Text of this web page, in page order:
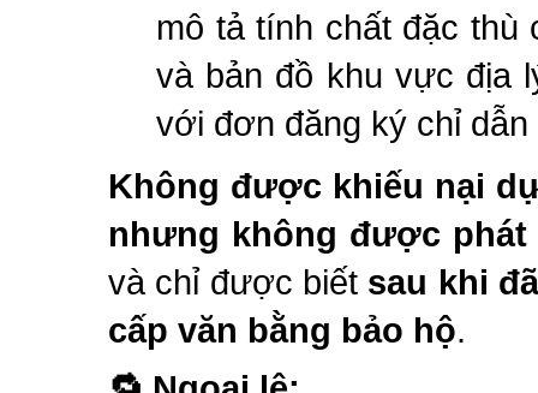
mô tả tính chất đặc thù
và bản đồ khu vực địa
với đơn đăng ký chỉ dẫn
Không được khiếu nại
nhưng không được
và chỉ được biết sau khi
cấp văn bằng bảo hộ.